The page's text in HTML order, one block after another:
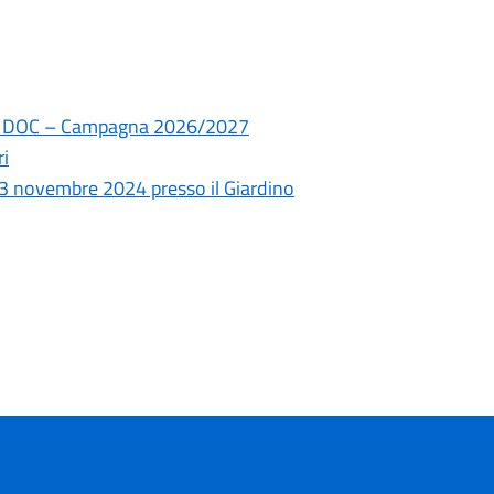
– Campagna 2026/2027
novembre 2024 presso il Giardino